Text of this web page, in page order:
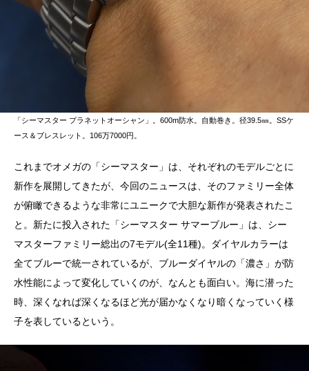
「シーマスター プラネットオーシャン」。600m防水。自動巻き。径39.5㎜。SSケ
ース＆ブレスレット。106万7000円。
これまでオメガの「シーマスター」は、それぞれのモデルごとに
新作を展開してきたが、今回のニュースは、そのファミリー全体
が俯瞰できるような非常にユニークで大胆な新作が発表されたこ
と。新たに投入された「シーマスター サマーブルー」は、シー
マスターファミリー総出の7モデル(全11種)。ダイヤルカラーは
全てブルーで統一されているが、ブルーダイヤルの「濃さ」が防
水性能によって変化していくのが、なんとも面白い。海に潜った
時、深くなれば深くなるほど光が届かなくなり暗くなっていく様
子を表しているという。